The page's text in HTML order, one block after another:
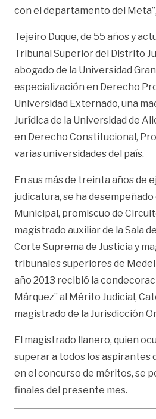
con el departamento del
Tejeiro Duque, de 55 años y
Tribunal Superior del Distrito
abogado de la Universidad
especialización en Derecho
Universidad Externado, una
Jurídica de la Universidad de
en Derecho Constitucional,
varias universidades del país.
En sus más de treinta años de
judicatura, se ha
Municipal, promiscuo de
magistrado auxiliar de la Sala
Corte Suprema de Justicia y
tribunales superiores de
año 2013 recibió la
Márquez” al Mérito Judicial,
magistrado de la Jurisdicción
El magistrado llanero, quien
superar a todos los aspirantes
en el concurso de méritos, se
finales del presente mes.